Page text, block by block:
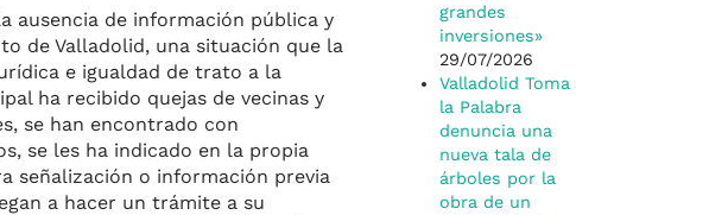
ausencia de información pública y
de Valladolid, una situación que la
e igualdad de trato a la
ha recibido quejas de vecinas y
se han encontrado con
se les ha indicado en la propia
señalización o información previa
a hacer un trámite a su
grandes
inversiones»
29/07/2026
Valladolid Toma
la Palabra
denuncia una
nueva tala de
árboles por la
obra de un